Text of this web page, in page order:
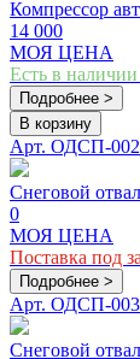
Компрессор
14 000
МОЯ ЦЕНА
Есть в наличии
Подробнее >
В корзину
Арт. ОДСП-
Снеговой
0
МОЯ ЦЕНА
Поставка под
Подробнее >
Арт. ОДСП-
Снеговой